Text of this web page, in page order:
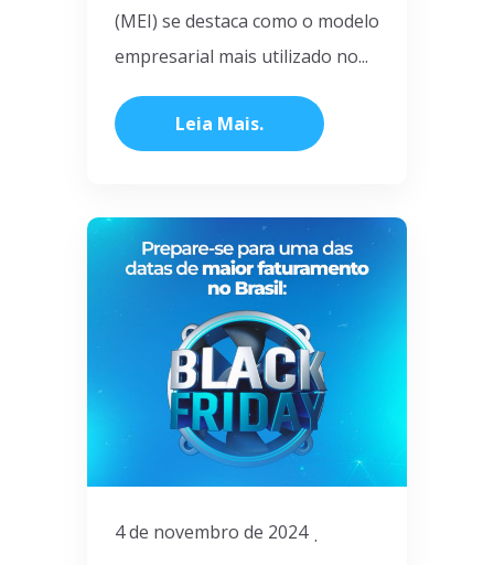
(MEI) se destaca como o modelo
empresarial mais utilizado no...
Leia Mais
4 de novembro de 2024